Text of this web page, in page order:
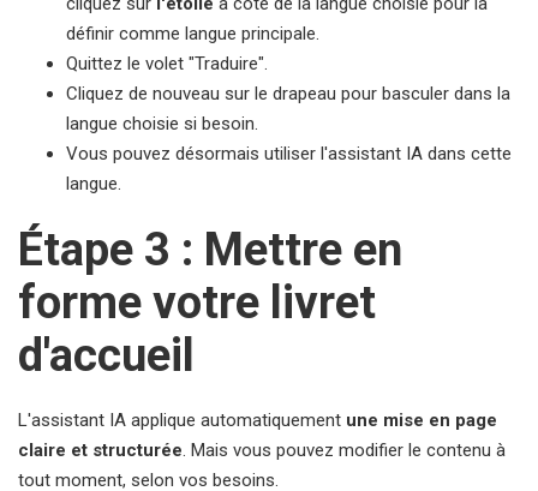
définir comme langue principale.
Quittez le volet "Traduire".
Cliquez de nouveau sur le drapeau pour basculer dans la
langue choisie si besoin.
Vous pouvez désormais utiliser l'assistant IA dans cette
langue.
Étape 3 : Mettre en
forme votre livret
d'accueil
L'assistant IA applique automatiquement une mise en page
claire et structurée. Mais vous pouvez modifier le contenu à
tout moment, selon vos besoins.